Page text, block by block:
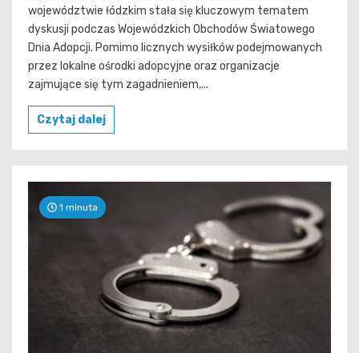
województwie łódzkim stała się kluczowym tematem
dyskusji podczas Wojewódzkich Obchodów Światowego
Dnia Adopcji. Pomimo licznych wysiłków podejmowanych
przez lokalne ośrodki adopcyjne oraz organizacje
zajmujące się tym zagadnieniem,...
Czytaj dalej
1 minuta